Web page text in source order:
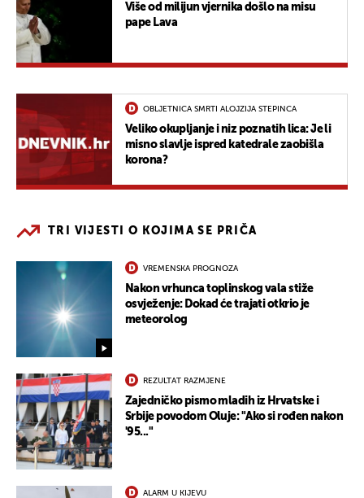
Više od milijun vjernika došlo na misu
pape Lava
OBLJETNICA SMRTI ALOJZIJA STEPINCA
Veliko okupljanje i niz poznatih lica: Je li
misno slavlje ispred katedrale zaobišla
korona?
TRI VIJESTI O KOJIMA SE PRIČA
VREMENSKA PROGNOZA
Nakon vrhunca toplinskog vala stiže
osvježenje: Dokad će trajati otkrio je
meteorolog
REZULTAT RAZMJENE
Zajedničko pismo mladih iz Hrvatske i
Srbije povodom Oluje: "Ako si rođen nakon
'95..."
ALARM U KIJEVU